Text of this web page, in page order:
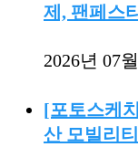
제, 팬페스
2026년 07
[포토스케
산 모빌리